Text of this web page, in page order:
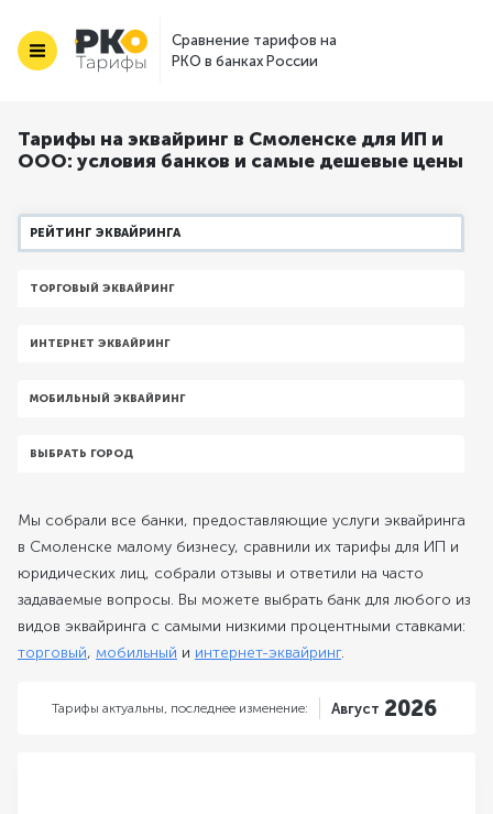
Сравнение тарифов на
РКО в банках России
Тарифы на эквайринг в Смоленске для ИП и
ООО: условия банков и самые дешевые цены
РЕЙТИНГ ЭКВАЙРИНГА
ТОРГОВЫЙ ЭКВАЙРИНГ
ИНТЕРНЕТ ЭКВАЙРИНГ
МОБИЛЬНЫЙ ЭКВАЙРИНГ
ВЫБРАТЬ ГОРОД
Мы собрали все банки, предоставляющие услуги эквайринга
в Смоленске малому бизнесу, сравнили их тарифы для ИП и
юридических лиц, собрали отзывы и ответили на часто
задаваемые вопросы. Вы можете выбрать банк для любого из
видов эквайринга с самыми низкими процентными ставками:
торговый, мобильный и интернет-эквайринг.
Тарифы актуальны, последнее изменение: Август 2026